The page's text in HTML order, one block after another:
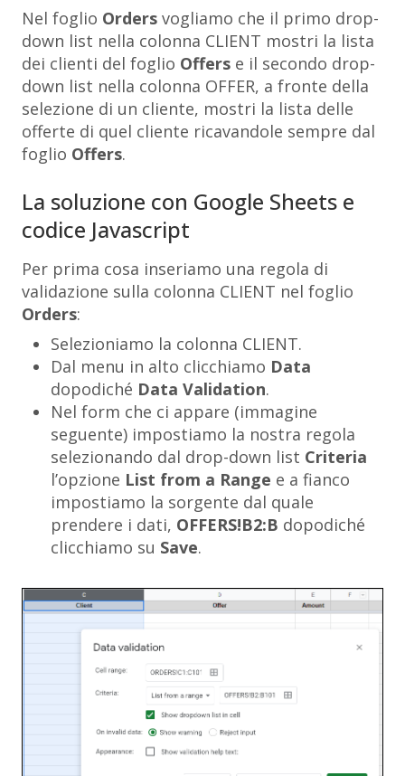
Nel foglio Orders vogliamo che il primo drop-
down list nella colonna CLIENT mostri la lista
dei clienti del foglio Offers e il secondo drop-
down list nella colonna OFFER, a fronte della
selezione di un cliente, mostri la lista delle
offerte di quel cliente ricavandole sempre dal
foglio Offers.
La soluzione con Google Sheets e
codice Javascript
Per prima cosa inseriamo una regola di
validazione sulla colonna CLIENT nel foglio
Orders:
Selezioniamo la colonna CLIENT.
Dal menu in alto clicchiamo Data
dopodiché Data Validation.
Nel form che ci appare (immagine
seguente) impostiamo la nostra regola
selezionando dal drop-down list Criteria
l’opzione List from a Range e a fianco
impostiamo la sorgente dal quale
prendere i dati, OFFERS!B2:B dopodiché
clicchiamo su Save.